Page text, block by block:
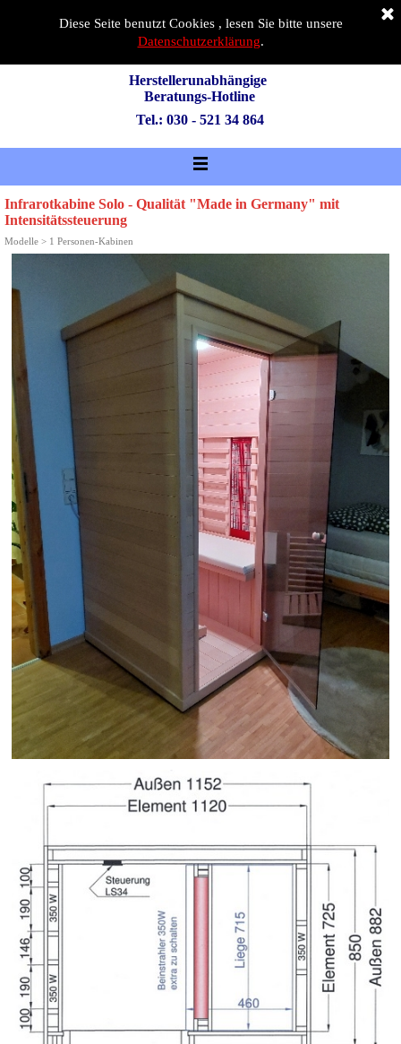
Diese Seite benutzt Cookies , lesen Sie bitte unsere
Datenschutzerklärung.
Herstellerunabhängige
Beratungs-Hotline
Tel.: 030 - 521 34 864
Infrarotkabine Solo - Qualität "Made in Germany" mit
Intensitätssteuerung
Modelle > 1 Personen-Kabinen